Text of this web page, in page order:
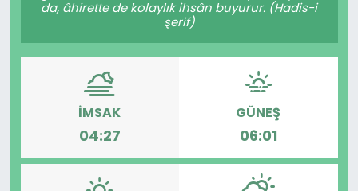
da, âhirette de kolaylık ihsân buyurur. (Hadis-i
şerif)
İMSAK
04:27
GÜNEŞ
06:01
11:11 MANŞET